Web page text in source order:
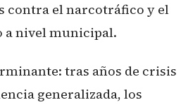
contra el narcotráfico y el
a nivel municipal.
tras años de crisis
generalizada, los